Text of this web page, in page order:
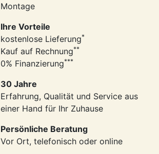
Montage
Ihre Vorteile
kostenlose Lieferung*
Kauf auf Rechnung**
0% Finanzierung***
30 Jahre
Erfahrung, Qualität und Service aus
einer Hand für Ihr Zuhause
Persönliche Beratung
Vor Ort, telefonisch oder online